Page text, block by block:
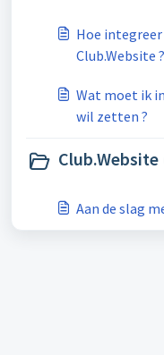
Hoe integreer
Club.Website ?
Wat moet ik
wil zetten ?
Club.Website
Aan de slag